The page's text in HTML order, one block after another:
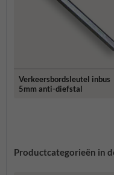
Verkeersbordsleutel inbus
5mm anti-diefstal
Productcategorieën in